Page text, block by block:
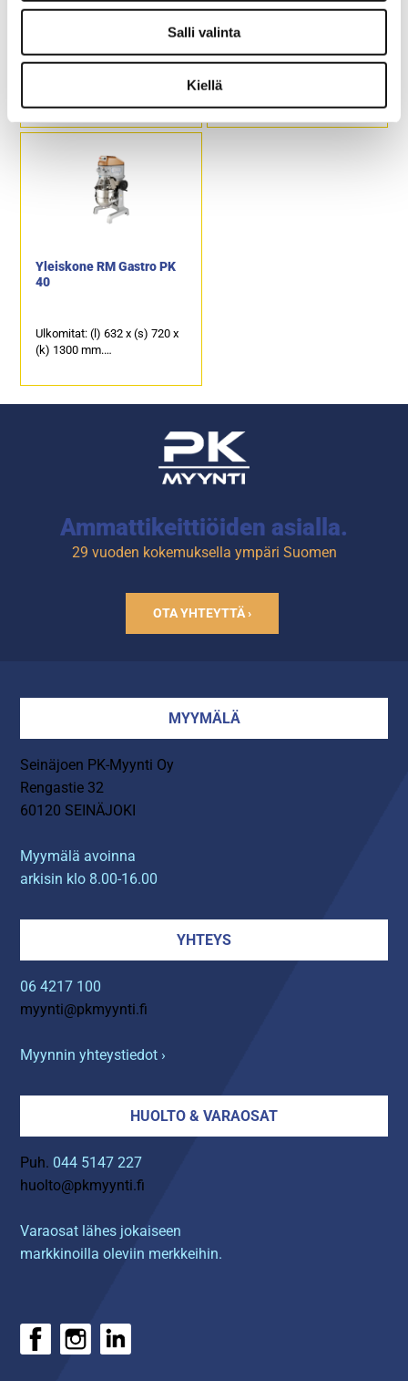
Salli valinta
Kiellä
Yleiskone Minneapolis
Sähköteho: 450 W / 230 V.
Kulhon tilavuus 10 litraa.
Varusteet: taikinakoukku,
sekoitusmela ja pallovispilä.
Tuotekoodi: 1309.
Yleiskone RM Gastro PK
60
(k) 1300 mm.
Sähköteho: 2,25kW / 400 V.
Kulhon tilavuus 60 litraa.
Yleiskone RM Gastro PK
40
Ulkomitat: (l) 632 x (s) 720 x
(k) 1300 mm.
Kulhon tilavuus 40-litraa.
Ammattikeittiöiden asialla.
29 vuoden kokemuksella ympäri Suomen
OTA YHTEYTTÄ ›
MYYMÄLÄ
Seinäjoen PK-Myynti Oy
Rengastie 32
60120 SEINÄJOKI
Myymälä avoinna
arkisin klo 8.00-16.00
YHTEYS
06 4217 100
myynti@pkmyynti.fi
Myynnin yhteystiedot ›
HUOLTO & VARAOSAT
Puh. 044 5147 227
huolto@pkmyynti.fi
Varaosat lähes jokaiseen
markkinoilla oleviin merkkeihin.